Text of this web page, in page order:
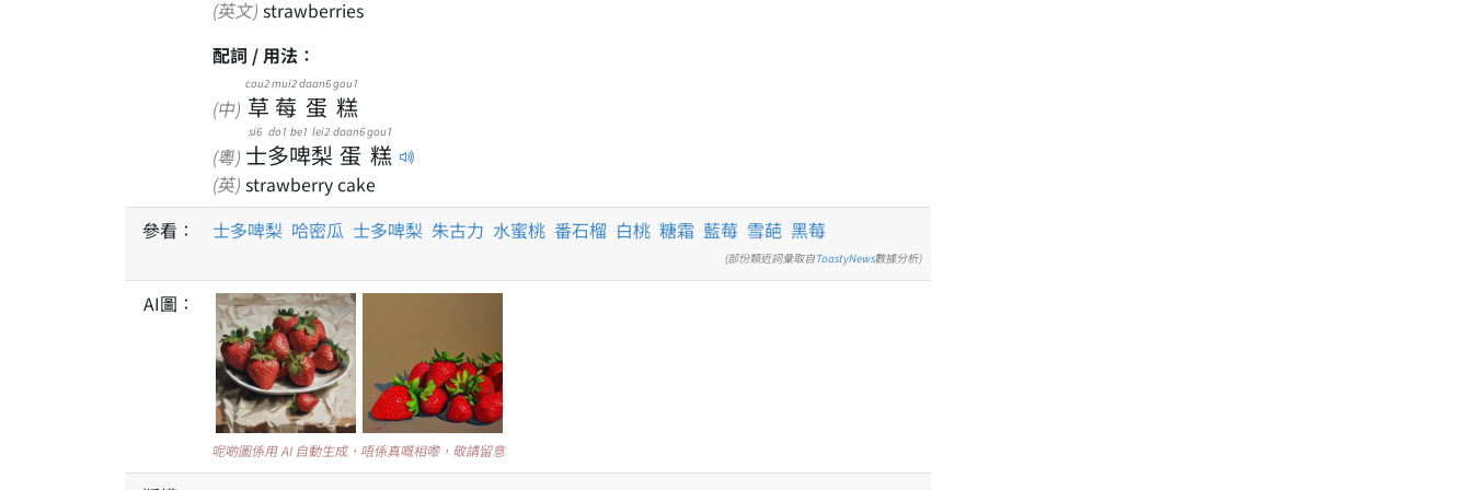
(英文) strawberries
配詞 / 用法：
(中) 草
cou2
莓
mui2
蛋
daan6
糕
gou1
(粵) 士
si6
多
do1
啤
be1
梨
lei2
蛋
daan6
糕
gou1
(英) strawberry cake
參看：
士多啤梨 哈密瓜 士多啤梨 朱古力 水蜜桃 番石榴 白桃 糖霜 藍莓 雪葩 黑莓
(部份類近詞彙取自ToastyNews數據分析)
AI圖：
呢啲圖係用 AI 自動生成，唔係真嘅相嚟，敬請留意